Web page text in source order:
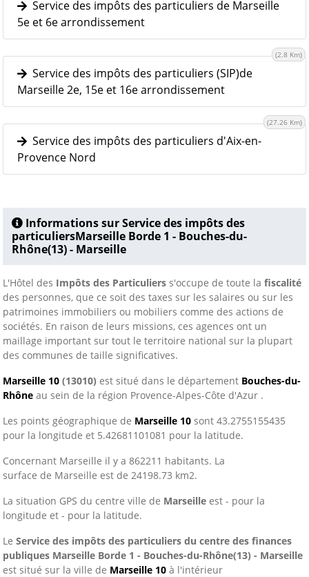
Service des impôts des particuliers de Marseille
5e et 6e arrondissement
Service des impôts des particuliers (SIP)de
Marseille 2e, 15e et 16e arrondissement
(2.8 Km)
Service des impôts des particuliers d'Aix-en-
Provence Nord
(27.26 Km)
Informations sur Service des impôts des
particuliersMarseille Borde 1 - Bouches-du-
Rhône(13) - Marseille
L'Hôtel des Impôts des Particuliers s'occupe de toute la fiscalité
des personnes, que ce soit des taxes sur les salaires ou sur les
patrimoines immobiliers ou mobiliers comme des actions de
sociétés. En raison de leurs missions, ces agences ont un
maillage important sur tout le territoire national sur la plupart
des communes de taille significatives.
Marseille 10 (13010) est situé dans le département Bouches-du-
Rhône au sein de la région Provence-Alpes-Côte d'Azur .
Les points géographique de Marseille 10 sont 43.2755155435
pour la longitude et 5.42681101081 pour la latitude.
Concernant Marseille il y a 862211 habitants. La
surface de Marseille est de 24198.73 km2.
La situation GPS du centre ville de Marseille est - pour la
longitude et - pour la latitude.
Le Service des impôts des particuliers du centre des finances
publiques Marseille Borde 1 - Bouches-du-Rhône(13) - Marseille
est situé sur la ville de Marseille 10 à l'intérieur